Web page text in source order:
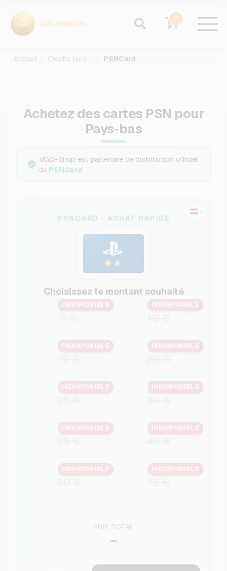
0
Accueil Credits jeux video PSNCard
Achetez des cartes PSN pour
Pays-bas
VGO-Shop est partenaire de distribution officiel
de PSNCard
PSNCARD - ACHAT RAPIDE
Choisissez le montant souhaité
INDISPONIBLE INDISPONIBLE
INDISPONIBLE INDISPONIBLE
INDISPONIBLE INDISPONIBLE
INDISPONIBLE INDISPONIBLE
INDISPONIBLE INDISPONIBLE
PRIX TOTAL
–